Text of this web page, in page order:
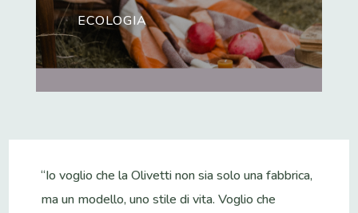
ECOLOGIA
“Io voglio che la Olivetti non sia solo una fabbrica,
ma un modello, uno stile di vita. Voglio che